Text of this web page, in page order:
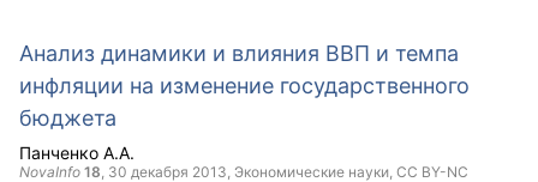
Анализ динамики и влияния ВВП и темпа
инфляции на изменение государственного
бюджета
Панченко А.А.
NovaInfo 18, 30 декабря 2013, Экономические науки, CC BY-NC